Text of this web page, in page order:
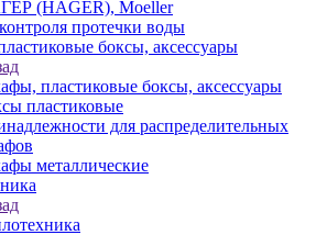
(HAGER), Moeller
протечки воды
боксы, аксессуары
пластиковые боксы, аксессуары
пластиковые
для распределительных
металлические